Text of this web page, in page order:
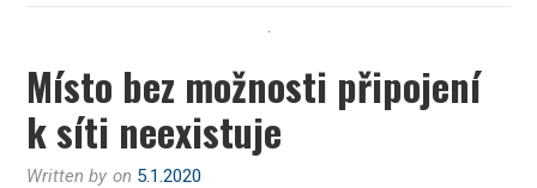
TYPU
KAMIONOVÁ
DOPRAVA
CENA
Místo bez možnosti připojení
k síti neexistuje
Written by on 5.1.2020